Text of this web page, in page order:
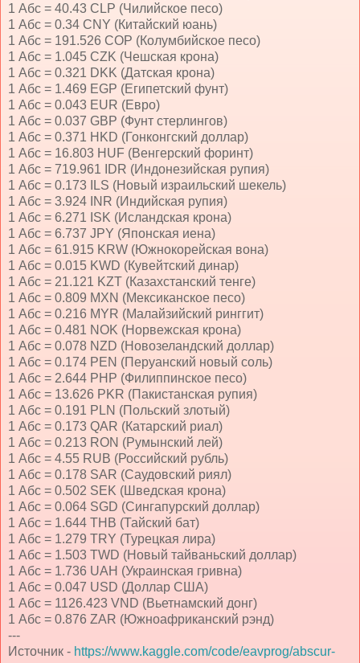
1 Абс = 40.43 CLP (Чилийское песо)
1 Абс = 0.34 CNY (Китайский юань)
1 Абс = 191.526 COP (Колумбийское песо)
1 Абс = 1.045 CZK (Чешская крона)
1 Абс = 0.321 DKK (Датская крона)
1 Абс = 1.469 EGP (Египетский фунт)
1 Абс = 0.043 EUR (Евро)
1 Абс = 0.037 GBP (Фунт стерлингов)
1 Абс = 0.371 HKD (Гонконгский доллар)
1 Абс = 16.803 HUF (Венгерский форинт)
1 Абс = 719.961 IDR (Индонезийская рупия)
1 Абс = 0.173 ILS (Новый израильский шекель)
1 Абс = 3.924 INR (Индийская рупия)
1 Абс = 6.271 ISK (Исландская крона)
1 Абс = 6.737 JPY (Японская иена)
1 Абс = 61.915 KRW (Южнокорейская вона)
1 Абс = 0.015 KWD (Кувейтский динар)
1 Абс = 21.121 KZT (Казахстанский тенге)
1 Абс = 0.809 MXN (Мексиканское песо)
1 Абс = 0.216 MYR (Малайзийский ринггит)
1 Абс = 0.481 NOK (Норвежская крона)
1 Абс = 0.078 NZD (Новозеландский доллар)
1 Абс = 0.174 PEN (Перуанский новый соль)
1 Абс = 2.644 PHP (Филиппинское песо)
1 Абс = 13.626 PKR (Пакистанская рупия)
1 Абс = 0.191 PLN (Польский злотый)
1 Абс = 0.173 QAR (Катарский риал)
1 Абс = 0.213 RON (Румынский лей)
1 Абс = 4.55 RUB (Российский рубль)
1 Абс = 0.178 SAR (Саудовский риял)
1 Абс = 0.502 SEK (Шведская крона)
1 Абс = 0.064 SGD (Сингапурский доллар)
1 Абс = 1.644 THB (Тайский бат)
1 Абс = 1.279 TRY (Турецкая лира)
1 Абс = 1.503 TWD (Новый тайваньский доллар)
1 Абс = 1.736 UAH (Украинская гривна)
1 Абс = 0.047 USD (Доллар США)
1 Абс = 1126.423 VND (Вьетнамский донг)
1 Абс = 0.876 ZAR (Южноафриканский рэнд)
---
Источник - https://www.kaggle.com/code/eavprog/abscur-